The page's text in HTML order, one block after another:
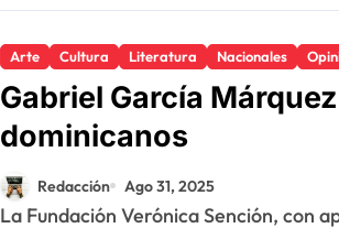
Arte Cultura Literatura Nacionales
Gabriel García
dominicanos
Redacción Ago 31, 2025
La Fundación Verónica Sención, con